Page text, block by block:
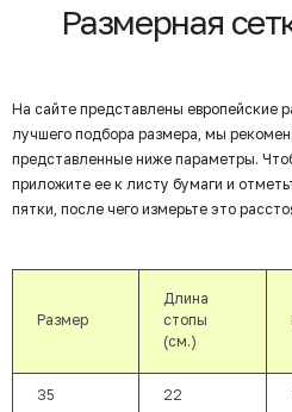
Размерная
На сайте представлены европейские
лучшего подбора размера, мы
представленные ниже параметры.
приложите ее к листу бумаги и
пятки, после чего измерьте это
Размер
Длина
стопы
(см.)
35 22